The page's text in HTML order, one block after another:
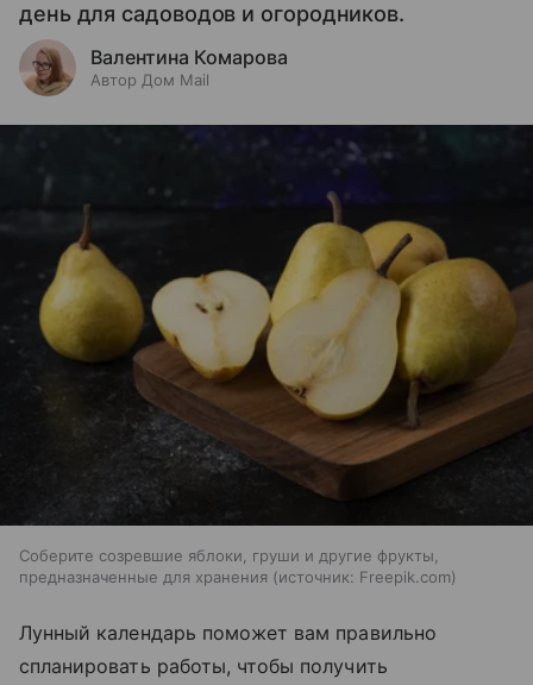
день для садоводов и огородников.
Валентина Комарова
Автор Дом Mail
Соберите созревшие яблоки, груши и другие фрукты,
предназначенные для хранения
источник: Freepik.com
Лунный календарь поможет вам правильно
спланировать работы, чтобы получить